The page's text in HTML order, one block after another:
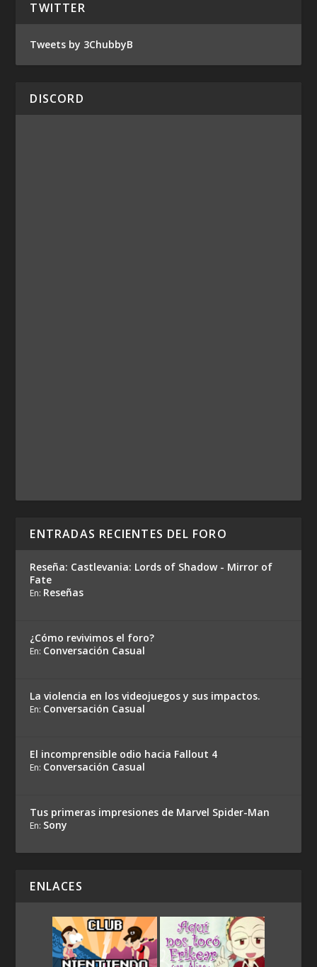
TWITTER
Tweets by 3ChubbyB
DISCORD
ENTRADAS RECIENTES DEL FORO
Reseña: Castlevania: Lords of Shadow - Mirror of
Fate
En: Reseñas
¿Cómo revivimos el foro?
En: Conversación Casual
La violencia en los videojuegos y sus impactos.
En: Conversación Casual
El incomprensible odio hacia Fallout 4
En: Conversación Casual
Tus primeras impresiones de Marvel Spider-Man
En: Sony
ENLACES